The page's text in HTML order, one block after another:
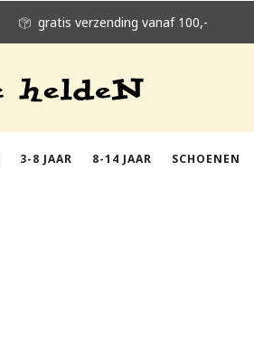
3-8 JAAR 8-14 JAAR SCHOENEN
gratis verzending vanaf 100,-